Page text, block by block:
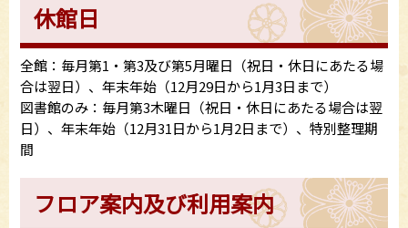
休館日
全館：毎月第1・第3及び第5月曜日（祝日・休日にあたる場
合は翌日）、年末年始（12月29日から1月3日まで）
図書館のみ：毎月第3木曜日（祝日・休日にあたる場合は翌
日）、年末年始（12月31日から1月2日まで）、特別整理期
間
フロア案内及び利用案内